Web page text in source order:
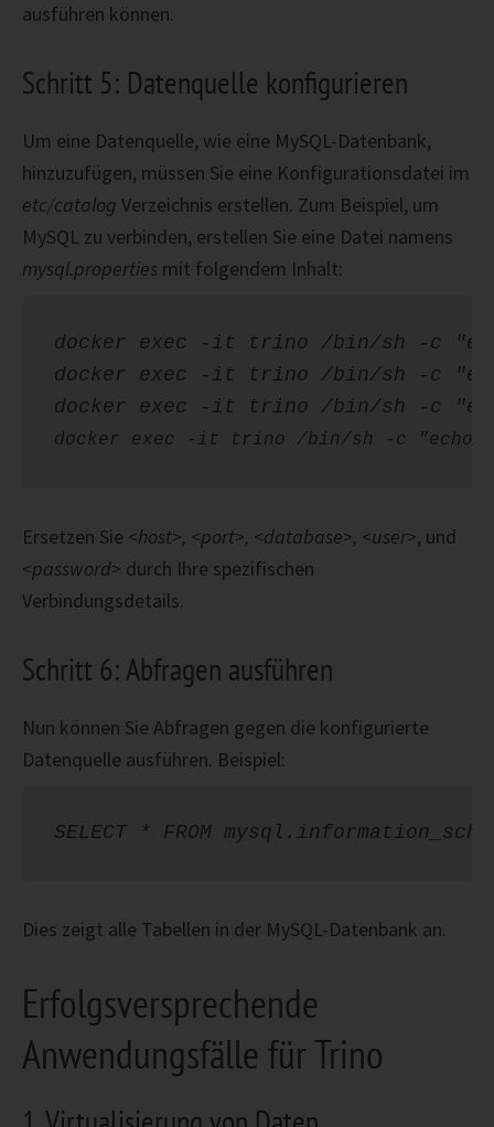
ausführen können.
Schritt 5: Datenquelle konfigurieren
Um eine Datenquelle, wie eine MySQL-Datenbank,
hinzuzufügen, müssen Sie eine Konfigurationsdatei im
etc/catalog Verzeichnis erstellen. Zum Beispiel, um
MySQL zu verbinden, erstellen Sie eine Datei namens
mysql.properties mit folgendem Inhalt:
docker exec -it trino /bin/sh -c
docker exec -it trino /bin/sh -c
docker exec -it trino /bin/sh -c
docker exec -it trino /bin/sh -c "echo
Ersetzen Sie <host>, <port>, <database>, <user>, und
<password> durch Ihre spezifischen
Verbindungsdetails.
Schritt 6: Abfragen ausführen
Nun können Sie Abfragen gegen die konfigurierte
Datenquelle ausführen. Beispiel:
SELECT * FROM
Dies zeigt alle Tabellen in der MySQL-Datenbank an.
Erfolgsversprechende
Anwendungsfälle für Trino